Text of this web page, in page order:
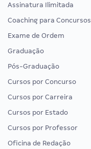
Assinatura Ilimitada
Coaching para Concursos
Exame de Ordem
Graduação
Pós-Graduação
Cursos por Concurso
Cursos por Carreira
Cursos por Estado
Cursos por Professor
Oficina de Redação